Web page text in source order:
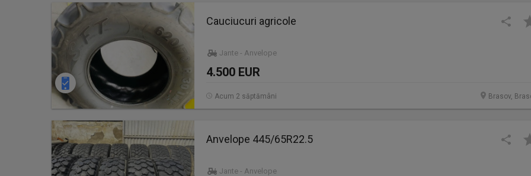
Cauciucuri agricole
Jante - Anvelope
4.500 EUR
Brasov,
Acum 2 săptămâni
Anvelope 445/65R22.5
Jante - Anvelope